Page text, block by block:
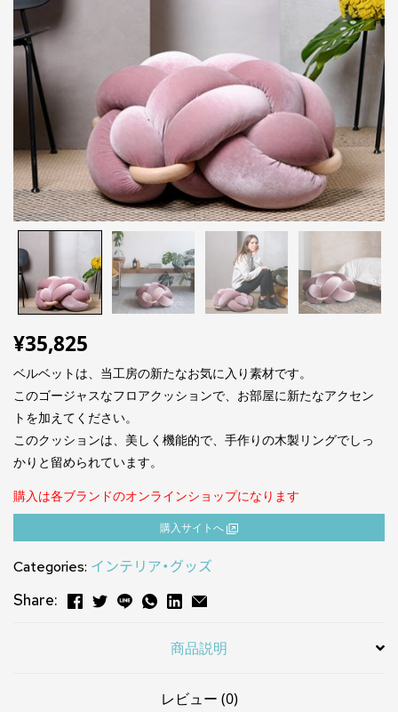
¥35,825
ベルベットは、当工房の新たなお気に入り素材です。
このゴージャスなフロアクッションで、お部屋に新たなアクセン
トを加えてください。
このクッションは、美しく機能的で、手作りの木製リングでしっ
かりと留められています。
購入は各ブランドのオンラインショップになります
購⼊サイトへ
Categories: インテリア・グッズ
Share:
商品説明
レビュー (0)